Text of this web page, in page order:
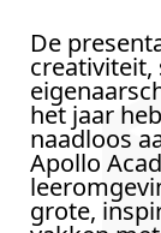
De
creativiteit,
het jaar
naadloos
Apollo
grote,